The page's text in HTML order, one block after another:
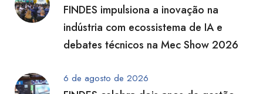
FINDES impulsiona a inovação na
indústria com ecossistema de IA e
debates técnicos na Mec Show 2026
6 de agosto de 2026